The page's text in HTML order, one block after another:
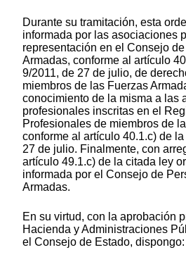
Durante su tramitación, esta
informada por las asociaciones
representación en el Consejo
Armadas, conforme al artículo
9/2011, de 27 de julio, de
miembros de las Fuerzas
conocimiento de la misma a las
profesionales inscritas en el
Profesionales de miembros de
conforme al artículo 40.1.c) de
27 de julio. Finalmente, con
artículo 49.1.c) de la citada ley
informada por el Consejo de
Armadas.
En su virtud, con la aprobación
Hacienda y Administraciones
el Consejo de Estado, dispongo: